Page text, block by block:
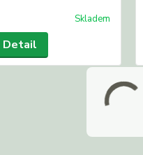
Skladem
Detail